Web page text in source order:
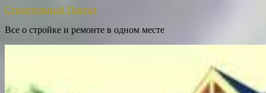
Строительный Портал
Все о стройке и ремонте в одном месте